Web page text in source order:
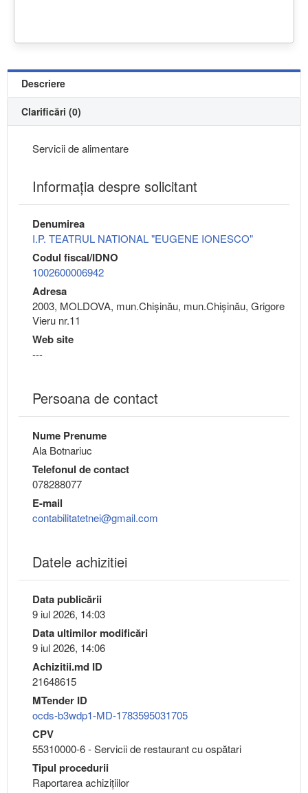
Descriere
Clarificări (0)
Servicii de alimentare
Informaţia despre solicitant
Denumirea
I.P. TEATRUL NATIONAL "EUGENE IONESCO"
Codul fiscal/IDNO
1002600006942
Adresa
2003, MOLDOVA, mun.Chişinău, mun.Chişinău, Grigore
Vieru nr.11
Web site
---
Persoana de contact
Nume Prenume
Ala Botnariuc
Telefonul de contact
078288077
E-mail
contabilitatetnei@gmail.com
Datele achizitiei
Data publicării
9 iul 2026, 14:03
Data ultimilor modificări
9 iul 2026, 14:06
Achizitii.md ID
21648615
MTender ID
ocds-b3wdp1-MD-1783595031705
CPV
55310000-6 - Servicii de restaurant cu ospătari
Tipul procedurii
Raportarea achizițiilor